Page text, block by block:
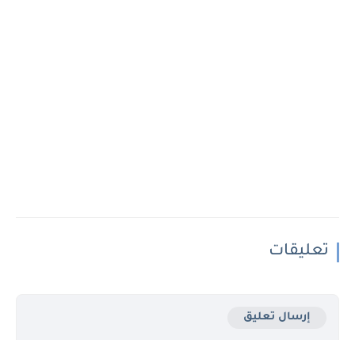
تعليقات
إرسال تعليق